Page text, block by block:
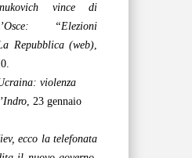
vince di
“Elezioni
Repubblica (web)
violenza
, 23 gennaio
ecco la telefonata